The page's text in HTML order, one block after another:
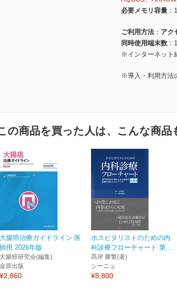
必要メモリ容量
ご利用方法
アク
同時使用端末数
1
※インターネット
※導入・利用方法
の商品を買った人は、こんな商品
大腸癌治療ガイドライン 医
師用 2026年版
大腸癌研究会(編集)
金原出版
¥2,860
ホスピタリストのための内
科診療フローチャート 第...
髙岸 勝繁(著)
シーニュ
¥8,800